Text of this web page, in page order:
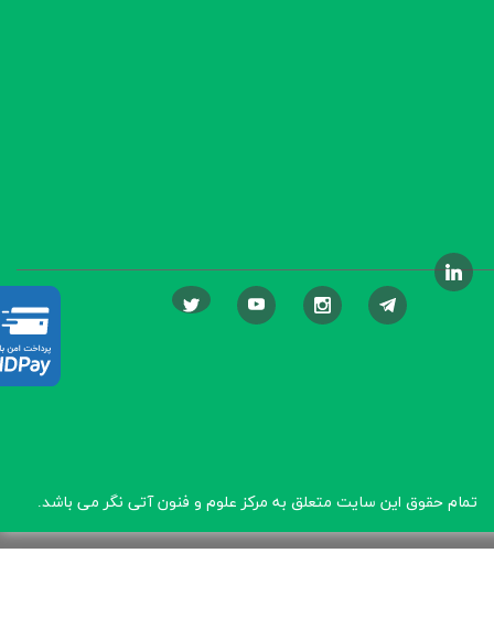
تمام حقوق این سایت متعلق به مرکز علوم و فنون آتی نگر می باشد.